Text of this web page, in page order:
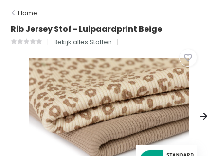
Home
Rib Jersey Stof - Luipaardprint Beige
Bekijk alles Stoffen